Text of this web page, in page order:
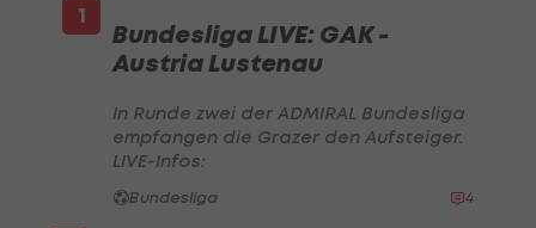
1
Bundesliga LIVE: GAK -
Austria Lustenau
In Runde zwei der ADMIRAL Bundesliga
empfangen die Grazer den Aufsteiger.
LIVE-Infos:
Bundesliga 4